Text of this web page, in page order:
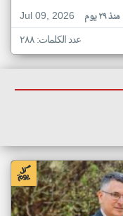
Jul 09, 2026
منذ ٢٩ يوم
عدد الكلمات: ٢٨٨